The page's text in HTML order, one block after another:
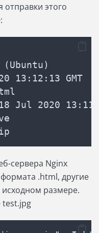
отправки этого
13:12:13 GMT
Jul 2020
сервера Nginx
.html, другие
размере.
test.jpg